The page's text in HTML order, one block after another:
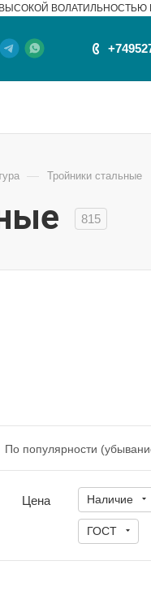
— Тройники стальные
815
По популярности
Цена Наличие
ГОСТ